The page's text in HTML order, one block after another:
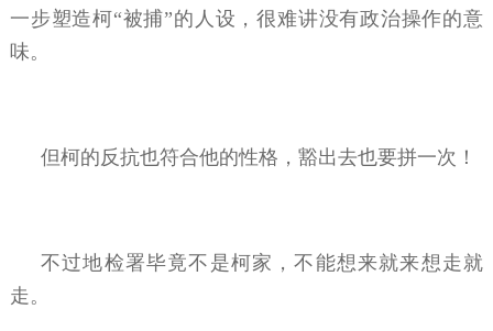
一步塑造柯“被捕”的人设，很难讲没有政治操作的意
味。
但柯的反抗也符合他的性格，豁出去也要拼一次！
不过地检署毕竟不是柯家，不能想来就来想走就
走。